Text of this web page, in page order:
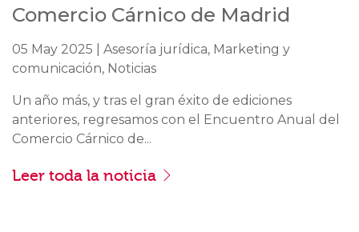
Comercio Cárnico de Madrid
05 May 2025 | Asesoría jurídica, Marketing y
comunicación, Noticias
Un año más, y tras el gran éxito de ediciones
anteriores, regresamos con el Encuentro Anual del
Comercio Cárnico de...
Leer toda la noticia